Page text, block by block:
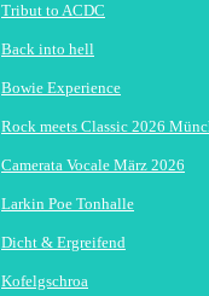
Tribut to ACDC
Back into hell
Bowie Experience
Rock meets Classic 2026
Camerata Vocale März 2026
Larkin Poe Tonhalle
Dicht & Ergreifend
Kofelgschroa